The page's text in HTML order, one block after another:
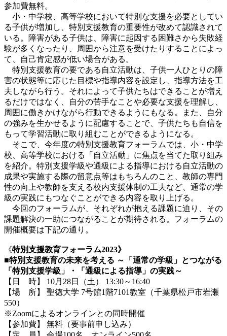
参加費無料。
小・中学校、高等学校において特別な支援を必要としてい
る子供が増加し、特別支援教育の重要性が改めて認識されて
いる。障害がある子供は、障害に起因する困難さから失敗経
験が多くなったり、周囲から注意を受けたりすることによっ
て、自己肯定感が低い場合がある。
特別支援教育の要である自立活動は、子供一人ひとりの障
害の状態等に応じた目標や指導内容を設定し、指導方法を工
夫しながら行う。それによって子供たちはできることが増え
るだけではなく、自分の苦手なことや必要な支援を理解し、
周囲に働きかけながら行動できるようにもなる。また、自分
の強みを生かせるように配慮することで、子供たちも自信を
もって学習活動に取り組むことができるようになる。
そこで、今年度の特別支援教育フォーラムでは、小・中学
校、高等学校における「自立活動」に焦点を当てた取り組み
を紹介。特別支援学級や通級による指導における自立活動の
成果や実施する際の留意点等はもちろんのこと、教師の専門
性の向上や教師を支える校内支援体制の工夫など、通常の学
級の実践にもつなぐことができる内容を取り上げる。
今回のフォーラムが、それぞれが抱える課題に迫り、その
課題解決の一助につながることが期待される。フォーラムの
開催概要は下記の通り。
《特別支援教育フォーラム2023》
■特別支援教育の未来を考える ～「通常の学級」とつながる
「特別支援学級」・「通級による指導」の実践～
【日 時】 10月28日（土） 13:30～16:40
【場 所】 聖徳大学 7号館1階7101教室（千葉県松戸市岩瀬
550）
※Zoomによるオンラインとの同時開催
【参加費】 無料（要事前申し込み）